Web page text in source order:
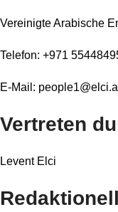
Vereinigte Arabische
Telefon: +971
E-Mail:
Vertreten
Levent Elci